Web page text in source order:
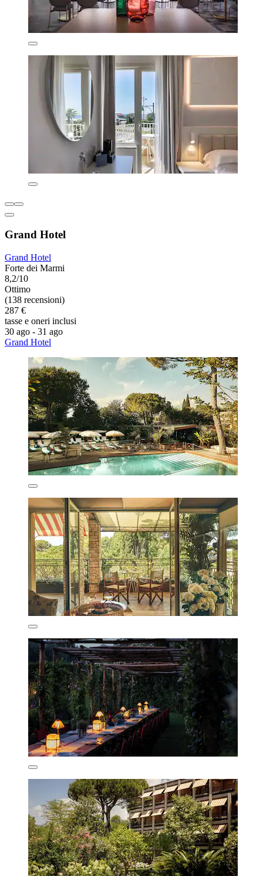
Grand Hotel
Grand Hotel
Forte dei Marmi
8,2/10
Ottimo
(138 recensioni)
287 €
tasse e oneri inclusi
30 ago - 31 ago
Grand Hotel